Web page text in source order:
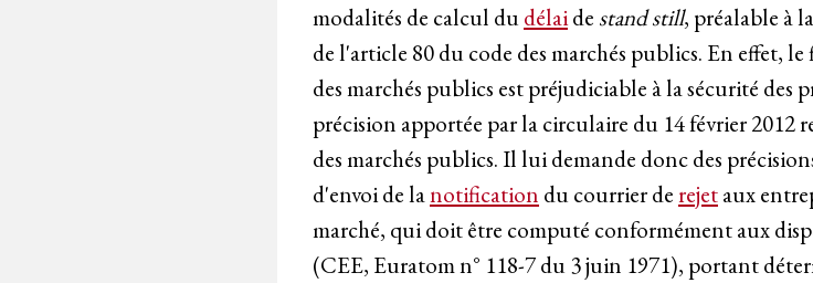
modalités de calcul dudélaide stand still, préalable à
de l'article 80 du code des marchés publics. En effet,
des marchés publics est préjudiciable à la sécurité des
précision apportée par la circulaire du 14 février 2012
des marchés publics. Il lui demande donc des
d'envoi de lanotification du courrier derejetaux
marché, qui doit être computé conformément aux
(CEE, Euratom n° 118-7 du 3 juin 1971), portant